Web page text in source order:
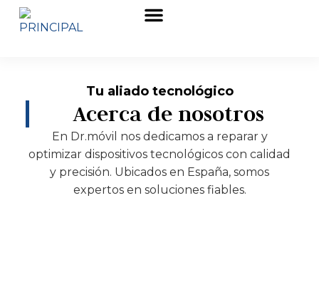
Tu aliado tecnológico
Acerca de nosotros
En Dr.móvil nos dedicamos a reparar y
optimizar dispositivos tecnológicos con calidad
y precisión. Ubicados en España, somos
expertos en soluciones fiables.